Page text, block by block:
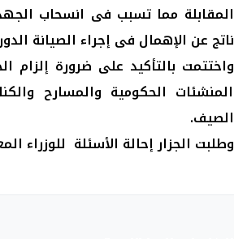
المقابلة مما تسبب فى انسحاب
ناتج عن الإهمال فى إجراء الصيانة
واختتمت بالتأكيد على ضرورة إلزام
المنشئات الحكومية والمسارح
الصيف.
وطلبت الجزار إحالة الأسئلة للوزراء